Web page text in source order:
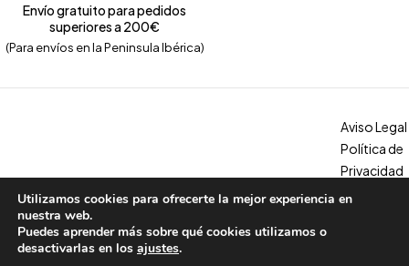
Envío gratuito para pedidos
superiores a 200€
(Para envíos en la Peninsula Ibérica)
Copyright © 2026 – Calzados Marina. All Rights Reserved
Aviso Legal
Política de
Privacidad
Utilizamos cookies para ofrecerte la mejor experiencia en
nuestra web.
Puedes aprender más sobre qué cookies utilizamos o
desactivarlas en los ajustes.